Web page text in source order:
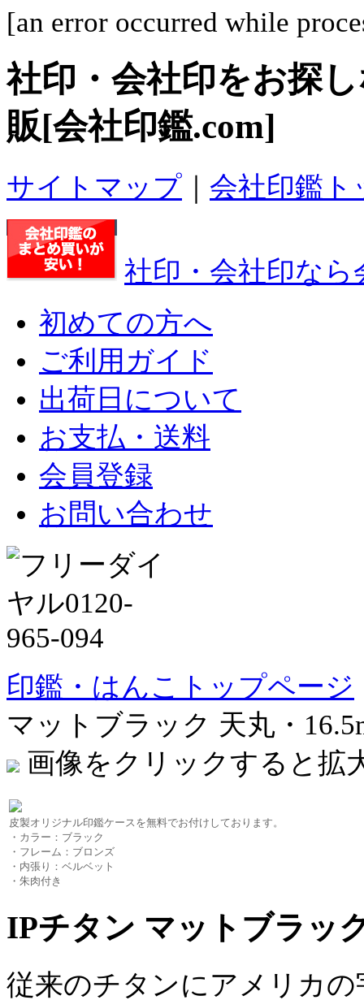
[an error occurred while
社印・会社印をお探
販[会社印鑑.com]
サイトマップ 会社印鑑ト
社印・会社印なら
初めての方へ
ご利用ガイド
出荷日について
お支払・送料
会員登録
お問い合わせ
印鑑・はんこトップページ
マットブラック 天丸・
画像をクリックすると拡
皮製オリジナル印鑑ケースを無料でお付けしております。
・カラー：ブラック
・フレーム：ブロンズ
・内張り：ベルベット
・朱肉付き
IPチタン マットブラッ
従来のチタンにアメリカ